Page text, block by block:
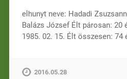
elhunyt neve: Hadadi
Balázs József Élt párosan: 20
1985. 02. 15. Élt összesen: 74
2016.05.28